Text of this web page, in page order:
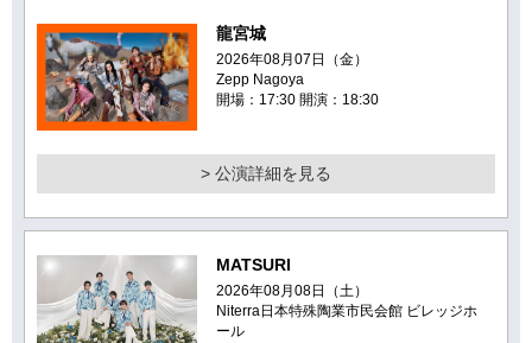
龍宮城
2026年08月07日（金）
Zepp Nagoya
開場：17:30 開演：18:30
> 公演詳細を見る
MATSURI
2026年08月08日（土）
Niterra日本特殊陶業市民会館 ビレッジホ
ール